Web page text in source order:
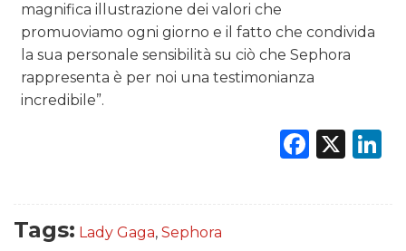
magnifica illustrazione dei valori che
promuoviamo ogni giorno e il fatto che condivida
la sua personale sensibilità su ciò che Sephora
rappresenta è per noi una testimonianza
incredibile”.
X
Tags: Lady Gaga, Sephora